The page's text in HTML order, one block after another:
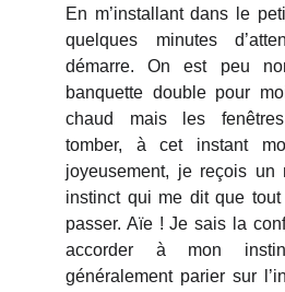
En m’installant dans le
quelques minutes
démarre. On est peu
banquette double pour
chaud mais les
tomber, à cet instant
joyeusement, je reçois un
instinct qui me dit que
passer. Aïe ! Je sais la
accorder à mon
généralement parier sur